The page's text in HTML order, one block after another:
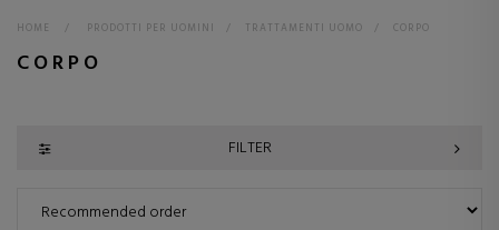
HOME > PRODOTTI PER UOMINI > TRATTAMENTI UOMO > CORPO
CORPO
FILTER